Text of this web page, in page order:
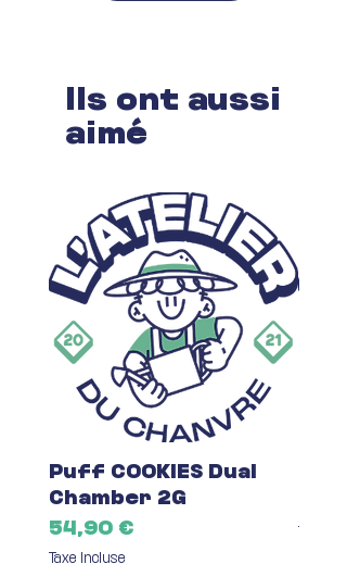
Ils ont aussi
aimé
Puff COOKIES Dual
Chamber 2G
Prix
54,90 €
Taxe Incluse